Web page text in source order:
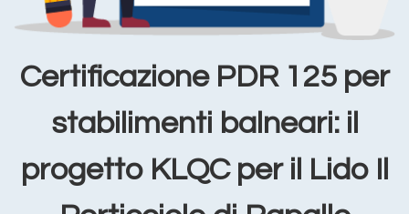
Certificazione PDR 125 per
stabilimenti balneari: il
progetto KLQC per il Lido Il